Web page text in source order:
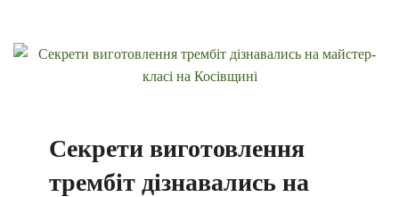
Секрети виготовлення
трембіт дізнавались на